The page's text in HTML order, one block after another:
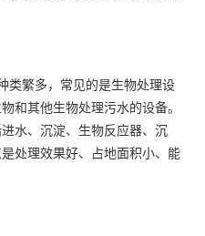
类繁多，常见的是生物处理设
和其他生物处理污水的设备。
水、沉淀、生物反应器、沉
处理效果好、占地面积小、能